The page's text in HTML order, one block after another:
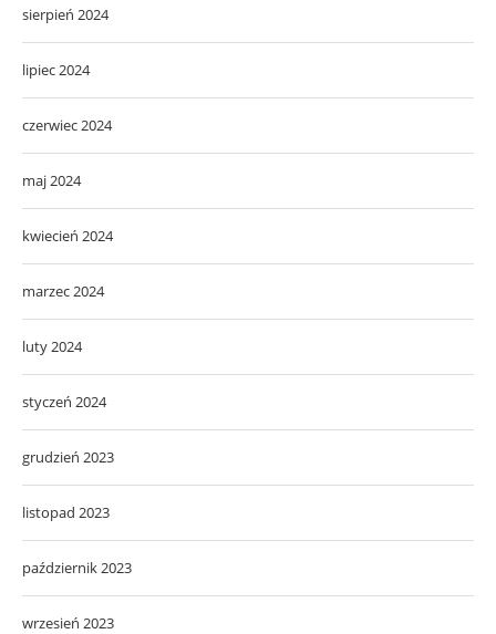
sierpień 2024
lipiec 2024
czerwiec 2024
maj 2024
kwiecień 2024
marzec 2024
luty 2024
styczeń 2024
grudzień 2023
listopad 2023
październik 2023
wrzesień 2023